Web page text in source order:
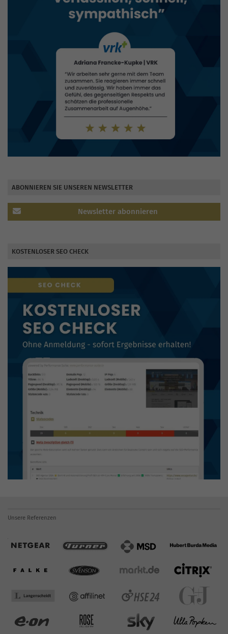
ABONNIEREN SIE UNSEREN NEWSLETTER
Newsletter abonnieren
KOSTENLOSER SEO CHECK
Unsere Referenzen